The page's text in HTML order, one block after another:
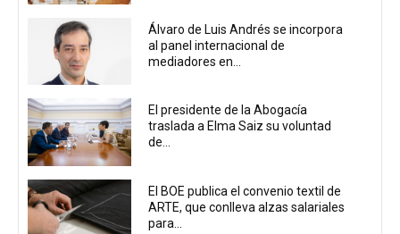
Álvaro de Luis Andrés se incorpora
al panel internacional de
mediadores en...
El presidente de la Abogacía
traslada a Elma Saiz su voluntad
de...
El BOE publica el convenio textil de
ARTE, que conlleva alzas salariales
para...